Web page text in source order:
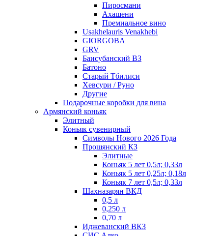
Пиросмани
Ахашени
Премиальное вино
Usakhelauris Venakhebi
GIORGOBA
GRV
Баисубанский ВЗ
Батоно
Старый Тбилиси
Хевсури / Руно
Другие
Подарочные коробки для вина
Армянский коньяк
Элитный
Коньяк сувенирный
Символы Нового 2026 Года
Прошянский КЗ
Элитные
Коньяк 5 лет 0,5л; 0,33л
Коньяк 5 лет 0,25л; 0,18л
Коньяк 7 лет 0,5л; 0,33л
Шахназарян ВКД
0,5 л
0,250 л
0,70 л
Иджеванский ВКЗ